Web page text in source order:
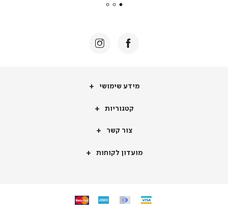
מידע
מידע שימושי
קטגוריותקטגוריות
צור
צור קשר
מועדון
מועדון לקוחות